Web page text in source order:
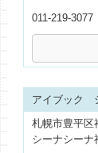
011-219-3077
アイブック
札幌市豊平区
シーナシーナ